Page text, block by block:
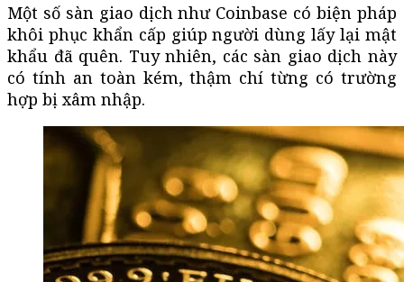
Một số sàn giao dịch như Coinbase có biện pháp
khôi phục khẩn cấp giúp người dùng lấy lại mật
khẩu đã quên. Tuy nhiên, các sàn giao dịch này
có tính an toàn kém, thậm chí từng có trường
hợp bị xâm nhập.